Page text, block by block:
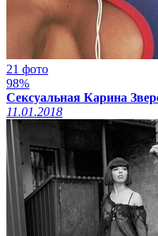
21 фото
98%
Сексуальная Карина
11.01.2018